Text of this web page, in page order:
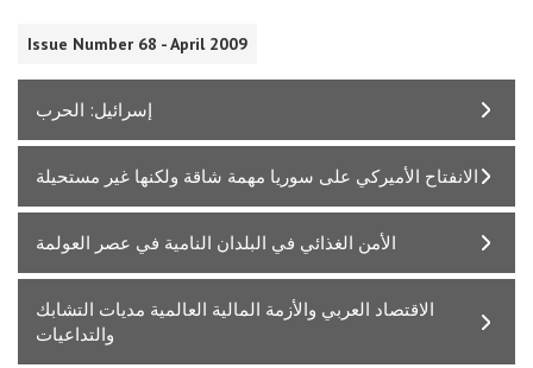
Issue Number 68 - April 2009
إسرائيل: الحرب
الانفتاح الأميركي على سوريا مهمة شاقة ولكنها غير مستحيلة
الأمن الغذائي في البلدان النامية في عصر العولمة
الاقتصاد العربي والأزمة المالية العالمية مديات التشابك
والتداعيات